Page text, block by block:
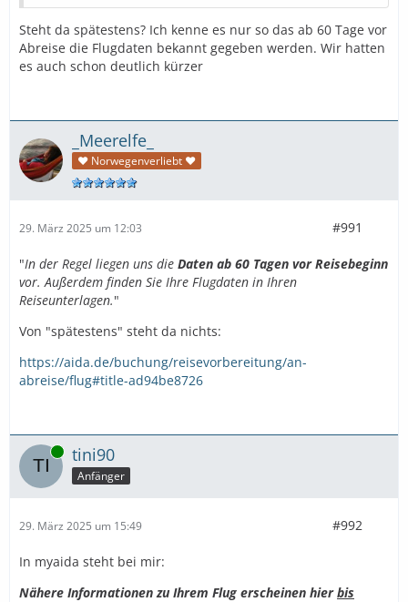
Steht da spätestens? Ich kenne es nur so das ab 60 Tage vor
Abreise die Flugdaten bekannt gegeben werden. Wir hatten
es auch schon deutlich kürzer
_Meerelfe_
♥ Norwegenverliebt ♥
29. März 2025 um 12:03 #991
"In der Regel liegen uns die Daten ab 60 Tagen vor Reisebeginn
vor. Außerdem finden Sie Ihre Flugdaten in Ihren
Reiseunterlagen."
Von "spätestens" steht da nichts:
https://aida.de/buchung/reisevorbereitung/an-
abreise/flug#title-ad94be8726
Online tini90
Anfänger
29. März 2025 um 15:49 #992
In myaida steht bei mir:
Nähere Informationen zu Ihrem Flug erscheinen hierbis